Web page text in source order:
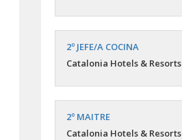
2º JEFE/A COCINA
Catalonia Hotels & Resorts
2º MAITRE
Catalonia Hotels & Resorts